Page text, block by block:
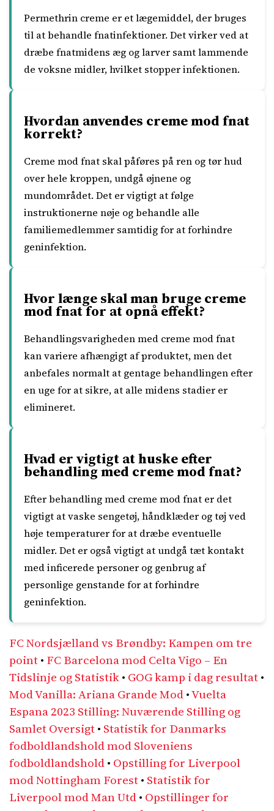
Permethrin creme er et lægemiddel, der bruges
til at behandle fnatinfektioner. Det virker ved at
dræbe fnatmidens æg og larver samt lammende
de voksne midler, hvilket stopper infektionen.
Hvordan anvendes creme mod fnat
korrekt?
Creme mod fnat skal påføres på ren og tør hud
over hele kroppen, undgå øjnene og
mundområdet. Det er vigtigt at følge
instruktionerne nøje og behandle alle
familiemedlemmer samtidig for at forhindre
geninfektion.
Hvor længe skal man bruge creme
mod fnat for at opnå effekt?
Behandlingsvarigheden med creme mod fnat
kan variere afhængigt af produktet, men det
anbefales normalt at gentage behandlingen efter
en uge for at sikre, at alle midens stadier er
elimineret.
Hvad er vigtigt at huske efter
behandling med creme mod fnat?
Efter behandling med creme mod fnat er det
vigtigt at vaske sengetøj, håndklæder og tøj ved
høje temperaturer for at dræbe eventuelle
midler. Det er også vigtigt at undgå tæt kontakt
med inficerede personer og genbrug af
personlige genstande for at forhindre
geninfektion.
FC Nordsjælland vs Brøndby: Kampen om tre
point• FC Barcelona mod Celta Vigo – En
Tidslinje og Statistik• GOG kamp i dag resultat•
Mod Vanilla: Ariana Grande Mod•Vuelta
Espana 2023 Stilling: Nuværende Stilling og
Samlet Oversigt• Statistik for Danmarks
fodboldlandshold mod Sloveniens
fodboldlandshold• Opstilling for Liverpool
mod Nottingham Forest• Statistik for
Liverpool mod Man Utd• Opstillinger for